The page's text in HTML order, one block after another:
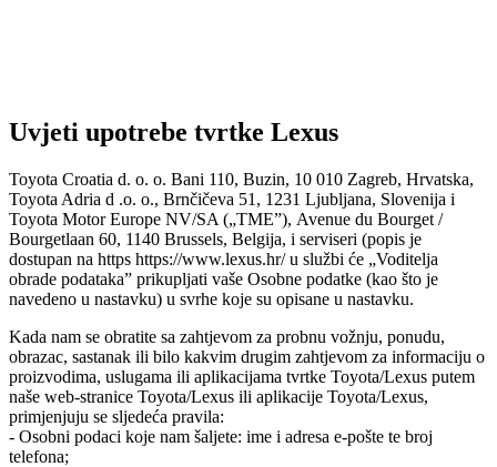
Uvjeti upotrebe tvrtke Lexus
Toyota Croatia d. o. o. Bani 110, Buzin, 10 010 Zagreb, Hrvatska,
Toyota Adria d .o. o., Brnčičeva 51, 1231 Ljubljana, Slovenija i
Toyota Motor Europe NV/SA („TME”), Avenue du Bourget /
Bourgetlaan 60, 1140 Brussels, Belgija, i serviseri (popis je
dostupan na https https://www.lexus.hr/ u službi će „Voditelja
obrade podataka” prikupljati vaše Osobne podatke (kao što je
navedeno u nastavku) u svrhe koje su opisane u nastavku.
Kada nam se obratite sa zahtjevom za probnu vožnju, ponudu,
obrazac, sastanak ili bilo kakvim drugim zahtjevom za informaciju o
proizvodima, uslugama ili aplikacijama tvrtke Toyota/Lexus putem
naše web-stranice Toyota/Lexus ili aplikacije Toyota/Lexus,
primjenjuju se sljedeća pravila:
- Osobni podaci koje nam šaljete: ime i adresa e-pošte te broj
telefona;